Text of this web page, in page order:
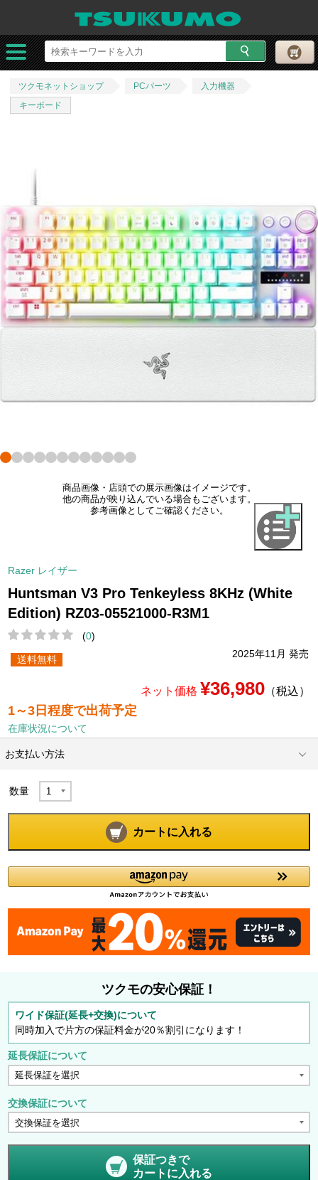
ツクモネットショップ PCパーツ
入力機器
キーボード
商品画像・店頭での展示画像はイメージです。
他の商品が映り込んでいる場合もございます。
参考画像としてご確認ください。
Razer レイザー
Huntsman V3 Pro Tenkeyless 8KHz (White
Edition) RZ03-05521000-R3M1
(0)
2025年11月 発売
送料無料
ネット価格 ¥36,980（税込）
1～3日程度で出荷予定
在庫状況について
お支払い方法
数量
カートに入れる
ツクモの安心保証！
ワイド保証(延長+交換)について
同時加入で片方の保証料金が20％割引になります！
延長保証について
交換保証について
保証つきで
カートに入れる